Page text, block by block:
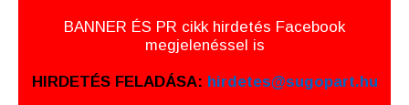
BANNER ÉS PR cikk hirdetés Facebook
megjelenéssel is
HIRDETÉS FELADÁSA: hirdetes@sugopart.hu